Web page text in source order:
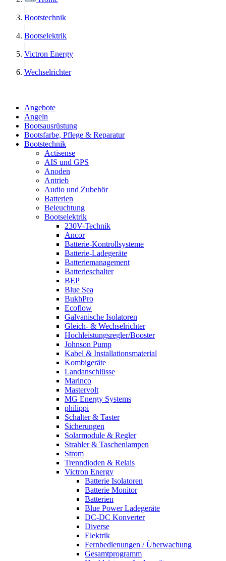
|
Bootstechnik
|
Bootselektrik
|
Victron Energy
|
Wechselrichter
Angebote
Angeln
Bootsausrüstung
Bootsfarbe, Pflege & Reparatur
Bootstechnik
Actisense
AIS und GPS
Anoden
Antrieb
Audio und Zubehör
Batterien
Beleuchtung
Bootselektrik
230V-Technik
Ancor
Batterie-Kontrollsysteme
Batterie-Ladegeräte
Batteriemanagement
Batterieschalter
BEP
Blue Sea
BukhPro
Ecoflow
Galvanische Isolatoren
Gleich- & Wechselrichter
Hochleistungsregler/Booster
Johnson Pump
Kabel & Installationsmaterial
Kombigeräte
Landanschlüsse
Marinco
Mastervolt
MG Energy Systems
philippi
Schalter & Taster
Sicherungen
Solarmodule & Regler
Strahler & Taschenlampen
Strom
Trenndioden & Relais
Victron Energy
Batterie Isolatoren
Batterie Monitor
Batterien
Blue Power Ladegeräte
DC-DC Konverter
Diverse
Elektrik
Fernbedienungen / Überwachung
Gesamtprogramm